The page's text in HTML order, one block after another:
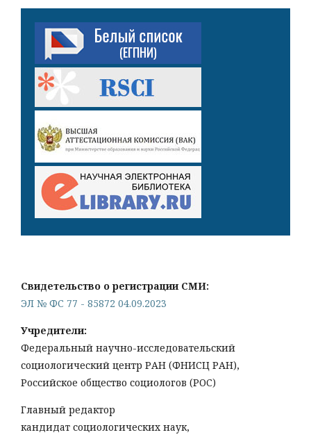
Свидетельство о регистрации СМИ:
ЭЛ № ФС 77 - 85872 04.09.2023
Учредители:
Федеральный научно-исследовательский
социологический центр РАН (ФНИСЦ РАН),
Российское общество социологов (РОС)
Главный редактор
кандидат социологических наук,